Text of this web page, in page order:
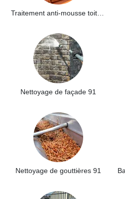
Nettoyage de façade 91
Nettoyage de gouttières 91